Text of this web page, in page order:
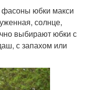
юбки макси
солнце,
выбирают юбки с
с запахом или